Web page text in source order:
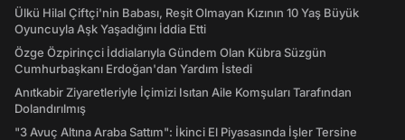
Ülkü Hilal Çiftçi'nin Babası, Reşit Olmayan Kızının 10 Yaş Büyük
Oyuncuyla Aşk Yaşadığını İddia Etti
Özge Özpirinçci İddialarıyla Gündem Olan Kübra Süzgün
Cumhurbaşkanı Erdoğan'dan Yardım İstedi
Anıtkabir Ziyaretleriyle İçimizi Isıtan Aile Komşuları Tarafından
Dolandırılmış
"3 Avuç Altına Araba Sattım": İkinci El Piyasasında İşler Tersine